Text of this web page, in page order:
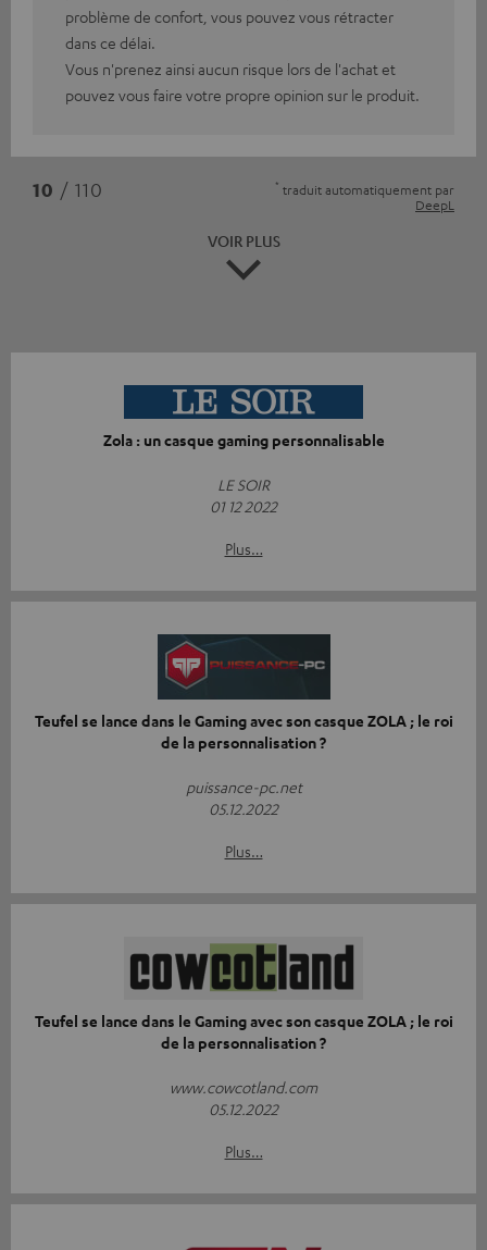
problème de confort, vous pouvez vous rétracter
dans ce délai.
Vous n'prenez ainsi aucun risque lors de l'achat et
pouvez vous faire votre propre opinion sur le produit.
10 / 110 * traduit automatiquement par
DeepL
VOIR PLUS
Zola : un casque gaming personnalisable
LE SOIR
01 12 2022
Plus…
Teufel se lance dans le Gaming avec son casque ZOLA ; le roi
de la personnalisation ?
puissance-pc.net
05.12.2022
Plus…
Teufel se lance dans le Gaming avec son casque ZOLA ; le roi
de la personnalisation ?
www.cowcotland.com
05.12.2022
Plus…